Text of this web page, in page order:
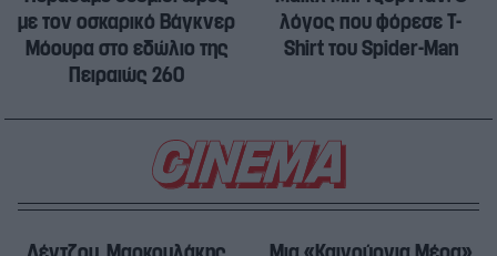
με τον οσκαρικό Βάγκνερ
Μόουρα στο εδώλιο της
Πειραιώς 260
λόγος που φόρεσε T-
Shirt του Spider-Man